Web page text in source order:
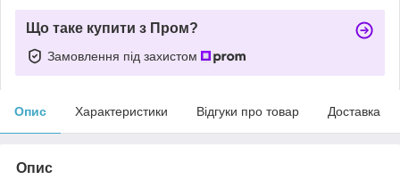
Що таке купити з Пром?
Замовлення під захистом
Опис Характеристики Відгуки про товар Доставка
Опис